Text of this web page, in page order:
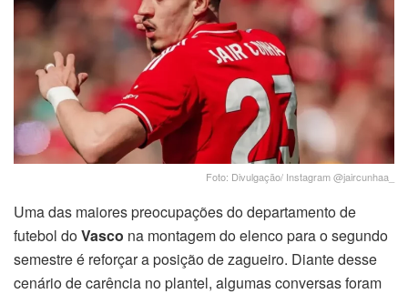
Foto: Divulgação/ Instagram @jaircunhaa_
Uma das maiores preocupações do departamento de
futebol doVasco na montagem do elenco para o segundo
semestre é reforçar a posição de zagueiro. Diante desse
cenário de carência no plantel, algumas conversas foram